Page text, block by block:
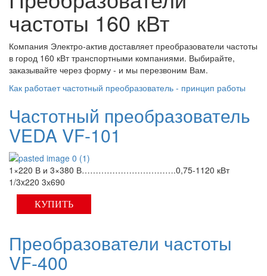
частоты 160 кВт
Компания Электро-актив доставляет преобразователи частоты
в город 160 кВт транспортными компаниями. Выбирайте,
заказывайте через форму - и мы перезвоним Вам.
Как работает частотный преобразователь - принцип работы
Частотный преобразователь
VEDA VF-101
1×220 В и 3×380 В…………………………….0,75-1120 кВт
1/3x220 3х690
КУПИТЬ
Преобразователи частоты
VF-400